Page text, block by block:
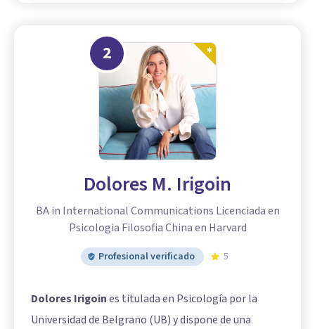
2
Dolores M. Irigoin
BA in International Communications Licenciada en
Psicologia Filosofia China en Harvard
Profesional verificado 5
Dolores Irigoines titulada en Psicología por la
Universidad de Belgrano (UB) y dispone de una